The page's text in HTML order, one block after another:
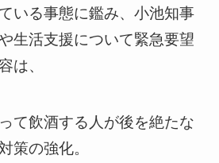
いる事態に鑑み、小池知事
生活支援について緊急要望
は、
て飲酒する人が後を絶たな
策の強化。